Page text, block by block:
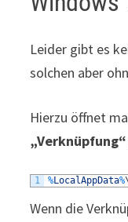
Leider gibt es
solchen aber
Hierzu öffnet
„Verknüpfung“
1 %LocalAppData%
Wenn die